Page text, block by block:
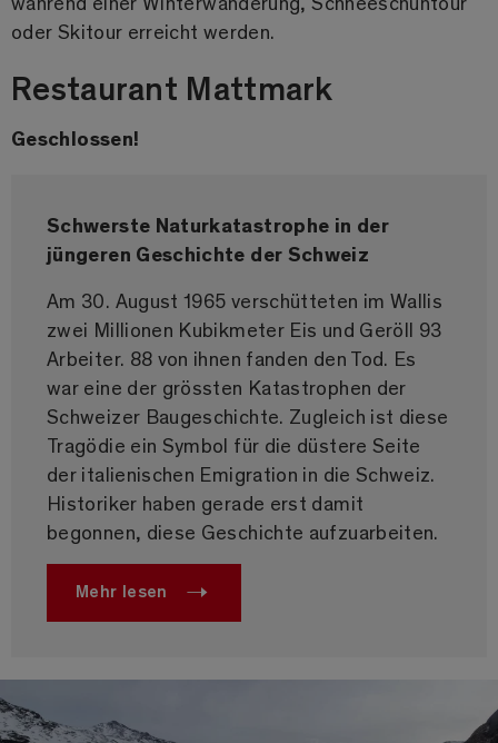
oder Skitour erreicht werden.
Restaurant Mattmark
Geschlossen!
Schwerste Naturkatastrophe in der
jüngeren Geschichte der Schweiz
Am 30. August 1965 verschütteten im Wallis
zwei Millionen Kubikmeter Eis und Geröll 93
Arbeiter. 88 von ihnen fanden den Tod. Es
war eine der grössten Katastrophen der
Schweizer Baugeschichte. Zugleich ist diese
Tragödie ein Symbol für die düstere Seite
der italienischen Emigration in die Schweiz.
Historiker haben gerade erst damit
begonnen, diese Geschichte aufzuarbeiten.
Mehr lesen